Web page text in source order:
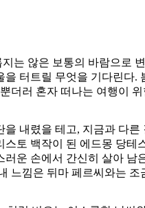
는 않은 보통의 바람으로
터트릴 무엇을 기다린
더러 혼자 떠나는 여행이
내렸을 테고, 지금과 다
토 백작이 된 에드몽 당
운 손에서 간신히 살아
느낌은 뒤마 페르씨와는 조